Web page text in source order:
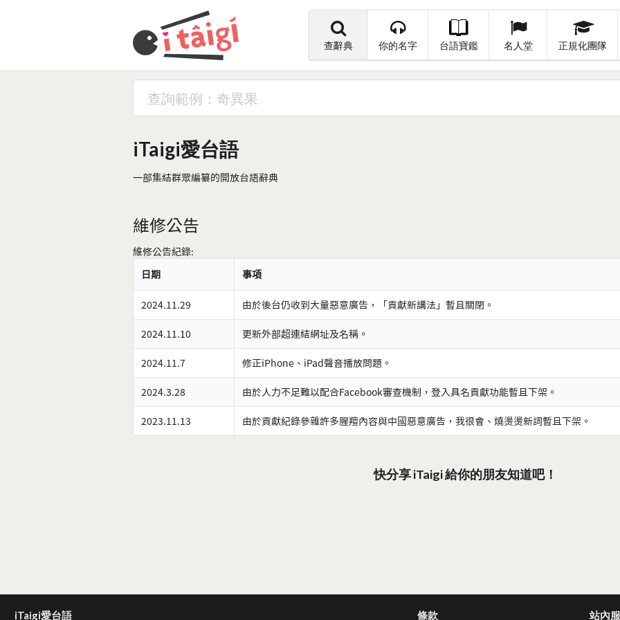
查辭典 你的名字 台語寶鑑 名人堂 正規化團隊
iTaigi愛台語
一部集結群眾編纂的開放台語辭典
維修公告
維修公告紀錄:
日期
事項
2024.11.29 由於後台仍收到大量惡意廣告，「貢獻新講法」暫且關閉。
2024.11.10 更新外部超連結網址及名稱。
2024.11.7 修正iPhone、iPad聲音播放問題。
2024.3.28 由於人力不足難以配合Facebook審查機制，登入具名貢獻功能暫且下架。
2023.11.13 由於貢獻紀錄參雜許多腥羶內容與中國惡意廣告，我很會、燒燙燙新詞暫且下架。
快分享 iTaigi 給你的朋友知道吧！
iTaigi愛台語 條款 站內